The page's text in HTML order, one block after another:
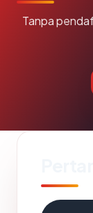
Tanpa